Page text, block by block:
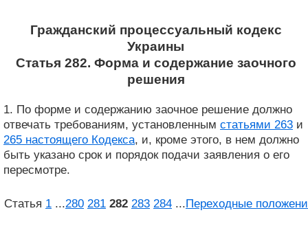
Гражданский процессуальный кодекс
Украины
Статья 282. Форма и содержание заочного
решения
1. По форме и содержанию заочное решение должно
отвечать требованиям, установленным статьями 263 и
265 настоящего Кодекса, и, кроме этого, в нем должно
быть указано срок и порядок подачи заявления о его
пересмотре.
Статья 1 ...280 281 282 283 284 ...Переходные